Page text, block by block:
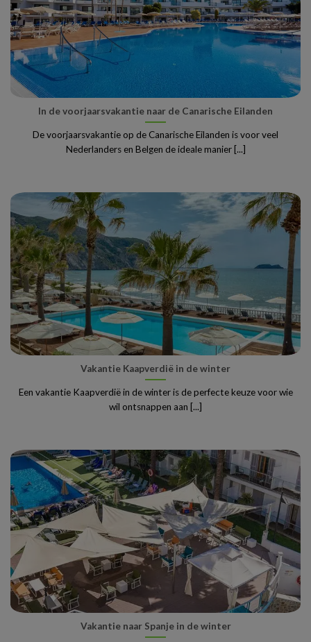
In de voorjaarsvakantie naar de Canarische Eilanden
De voorjaarsvakantie op de Canarische Eilanden is voor veel
Nederlanders en Belgen de ideale manier [...]
Vakantie Kaapverdië in de winter
Een vakantie Kaapverdië in de winter is de perfecte keuze voor wie
wil ontsnappen aan [...]
Vakantie naar Spanje in de winter